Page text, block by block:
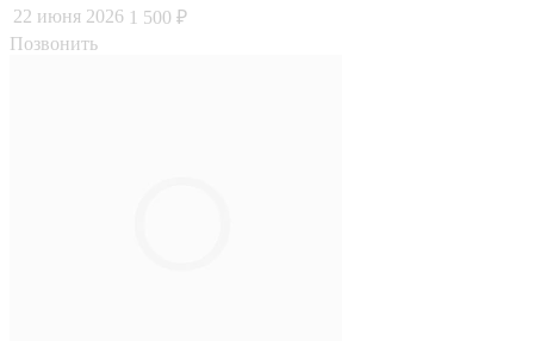
22 июня 2026 1 500 ₽
Позвонить